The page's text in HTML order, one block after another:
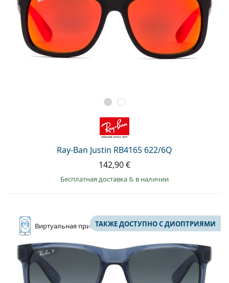
Ray-Ban Justin RB4165 622/6Q
142,90 €
Бесплатная доставка& в наличии
Виртуальная примеркаТАКЖЕ ДОСТУПНО С ДИОПТРИЯМИ